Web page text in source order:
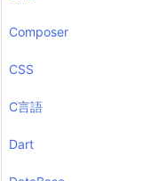
Composer
CSS
C言語
Dart